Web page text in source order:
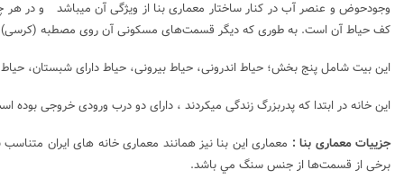
وجودحوض و عنصر آب در کنار ساختار معماری بنا از ویژگی آن میباشد و در
کف حیاط آن است. به طوری که دیگر قسمت‌های مسکونی آن روی مصطبه (کرسی)
این بیت شامل پنج بخش؛ حیاط اندرونی، حیاط بیرونی، حیاط دارای شبستان،
این خانه در ابتدا که پدربزرگ زندگی میکردند ، دارای دو درب ورودی خروجی
جزییات معماری بنا :
برخی از قسمت‌ها از جنس سنگ مي باشد.